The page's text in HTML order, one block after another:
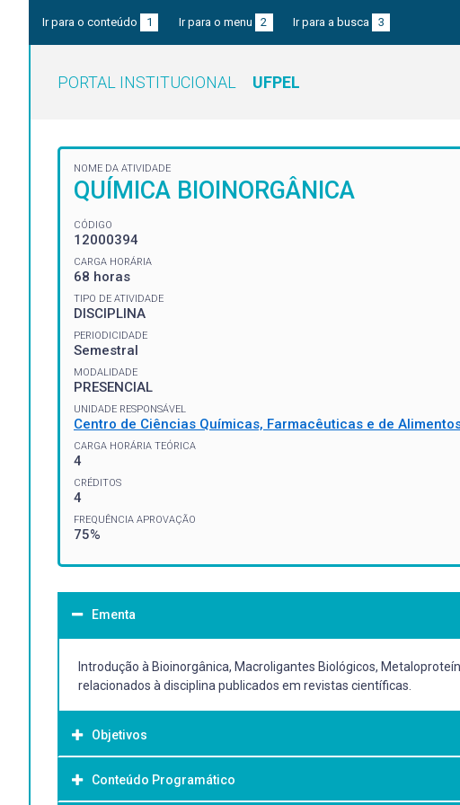
Ir para o conteúdo 1 Ir para o menu 2 Ir para a busca 3
PORTAL INSTITUCIONAL UFPEL
NOME DA ATIVIDADE
QUÍMICA BIOINORGÂNICA
CÓDIGO
12000394
CARGA HORÁRIA
68 horas
TIPO DE ATIVIDADE
DISCIPLINA
PERIODICIDADE
Semestral
MODALIDADE
PRESENCIAL
UNIDADE RESPONSÁVEL
Centro de Ciências Químicas, Farmacêuticas e de
CARGA HORÁRIA TEÓRICA
4
CRÉDITOS
4
FREQUÊNCIA APROVAÇÃO
75%
Ementa
Introdução à Bioinorgânica, Macroligantes Biológicos,
relacionados à disciplina publicados em revistas científicas.
Objetivos
Objetivo Geral:
Conteúdo Programático